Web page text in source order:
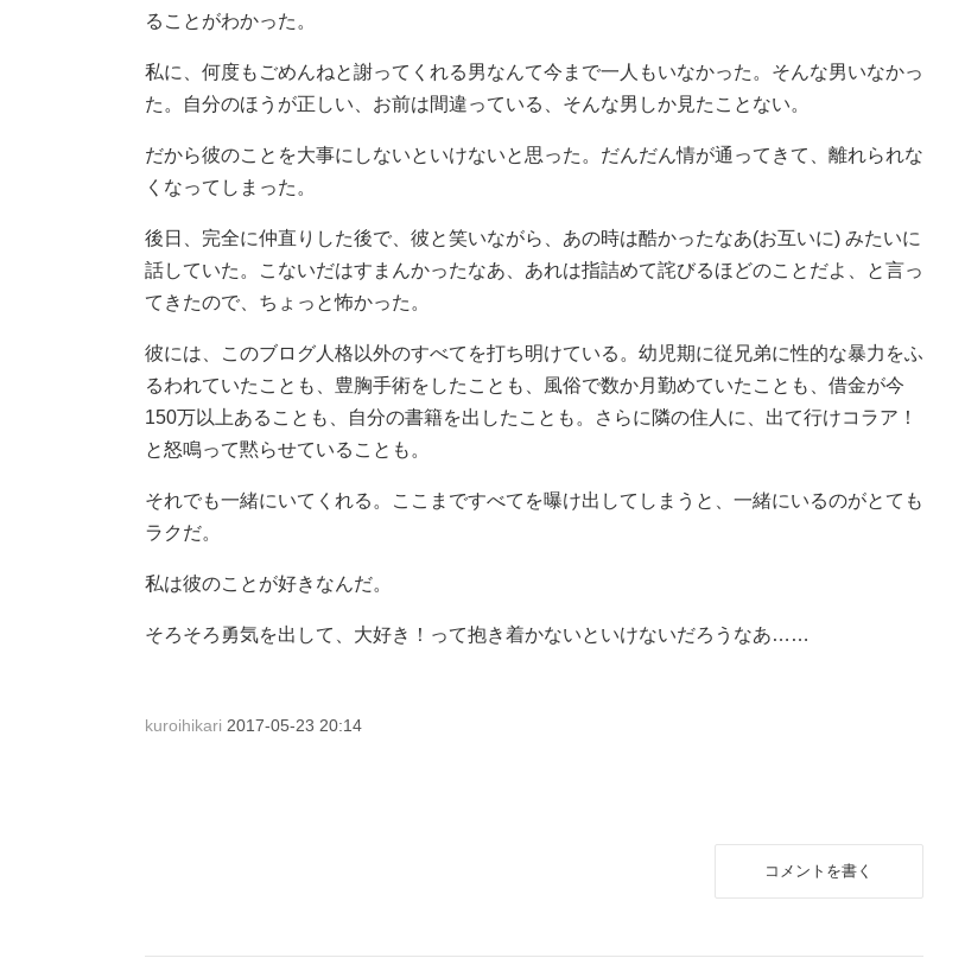
ることがわかった。
私に、何度もごめんねと謝ってくれる男なんて今まで一人もいなかった。そんな男いなかっ
た。自分のほうが正しい、お前は間違っている、そんな男しか見たことない。
だから彼のことを大事にしないといけないと思った。だんだん情が通ってきて、離れられな
くなってしまった。
後日、完全に仲直りした後で、彼と笑いながら、あの時は酷かったなあ(お互いに) みたいに
話していた。こないだはすまんかったなあ、あれは指詰めて詫びるほどのことだよ、と言っ
てきたので、ちょっと怖かった。
彼には、このブログ人格以外のすべてを打ち明けている。幼児期に従兄弟に性的な暴力をふ
るわれていたことも、豊胸手術をしたことも、風俗で数か月勤めていたことも、借金が今
150万以上あることも、自分の書籍を出したことも。さらに隣の住人に、出て行けコラア！
と怒鳴って黙らせていることも。
それでも一緒にいてくれる。ここまですべてを曝け出してしまうと、一緒にいるのがとても
ラクだ。
私は彼のことが好きなんだ。
そろそろ勇気を出して、大好き！って抱き着かないといけないだろうなあ……
kuroihikari 2017-05-23 20:14
コメントを書く